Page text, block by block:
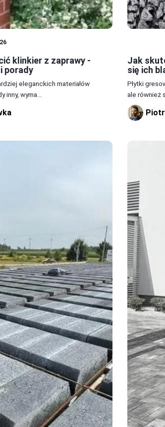
klinkier z zaprawy -
porady
eleganckich materiałów
inny, wyma...
Jak
się ich
Płytki
ale również